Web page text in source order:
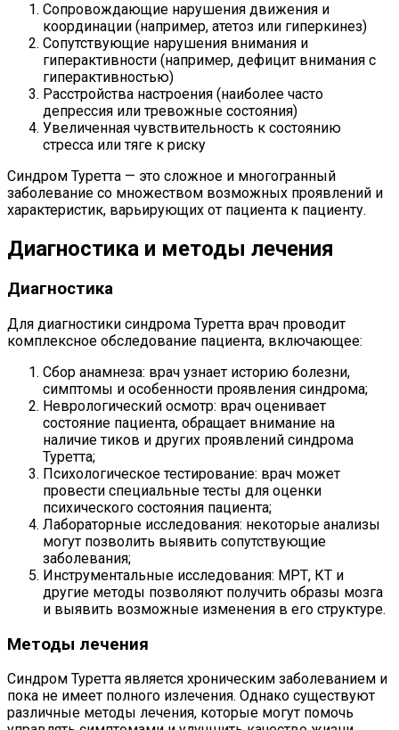
Сопровождающие нарушения движения и
координации (например, атетоз или гиперкинез)
Сопутствующие нарушения внимания и
гиперактивности (например, дефицит внимания с
гиперактивностью)
Расстройства настроения (наиболее часто
депрессия или тревожные состояния)
Увеличенная чувствительность к состоянию
стресса или тяге к риску
Синдром Туретта — это сложное и многогранный
заболевание со множеством возможных проявлений и
характеристик, варьирующих от пациента к пациенту.
Диагностика и методы лечения
Диагностика
Для диагностики синдрома Туретта врач проводит
комплексное обследование пациента, включающее:
Сбор анамнеза: врач узнает историю болезни,
симптомы и особенности проявления синдрома;
Неврологический осмотр: врач оценивает
состояние пациента, обращает внимание на
наличие тиков и других проявлений синдрома
Туретта;
Психологическое тестирование: врач может
провести специальные тесты для оценки
психического состояния пациента;
Лабораторные исследования: некоторые анализы
могут позволить выявить сопутствующие
заболевания;
Инструментальные исследования: МРТ, КТ и
другие методы позволяют получить образы мозга
и выявить возможные изменения в его структуре.
Методы лечения
Синдром Туретта является хроническим заболеванием и
пока не имеет полного излечения. Однако существуют
различные методы лечения, которые могут помочь